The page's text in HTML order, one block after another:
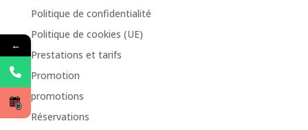
Politique de confidentialité
Politique de cookies (UE)
Prestations et tarifs
Promotion
promotions
Réservations
←